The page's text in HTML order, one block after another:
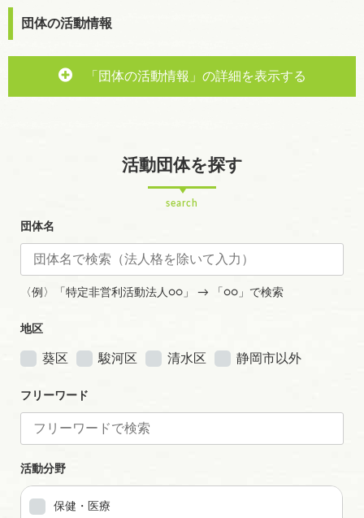
団体の活動情報
「団体の活動情報」の詳細を表示する
活動団体を探す
search
団体名
〈例〉「特定非営利活動法人○○」 → 「○○」で検索
地区
葵区 駿河区 清水区 静岡市以外
フリーワード
活動分野
保健・医療